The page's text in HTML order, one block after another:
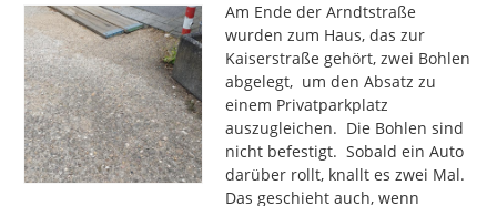
Am Ende der Arndtstraße
wurden zum Haus, das zur
Kaiserstraße gehört, zwei Bohlen
abgelegt,  um den Absatz zu
einem Privatparkplatz
auszugleichen.  Die Bohlen sind
nicht befestigt.  Sobald ein Auto
darüber rollt, knallt es zwei Mal.
Das geschieht auch, wenn